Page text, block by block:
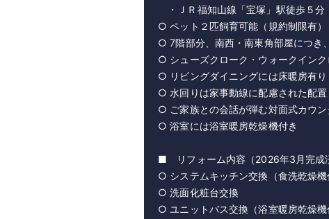
・ＪＲ福知山線「宝塚」駅徒歩５分
○ ペット２匹飼育可能（規約制限有）
○ 7階部分、南西・南東角部屋につき
○ シューズクローク・ウォークインク
○ リビングダイニングには床暖房有り
○ 水回りは家事動線に配慮された配置
○ ご家族との会話が弾む対面式カウン
○ 浴室には浴室暖房乾燥機付き
■ リフォーム内容（2026年3
○ システムキッチン交換（食洗乾燥機
○ 洗面化粧台交換
○ ユニットバス交換（浴室暖房乾燥機